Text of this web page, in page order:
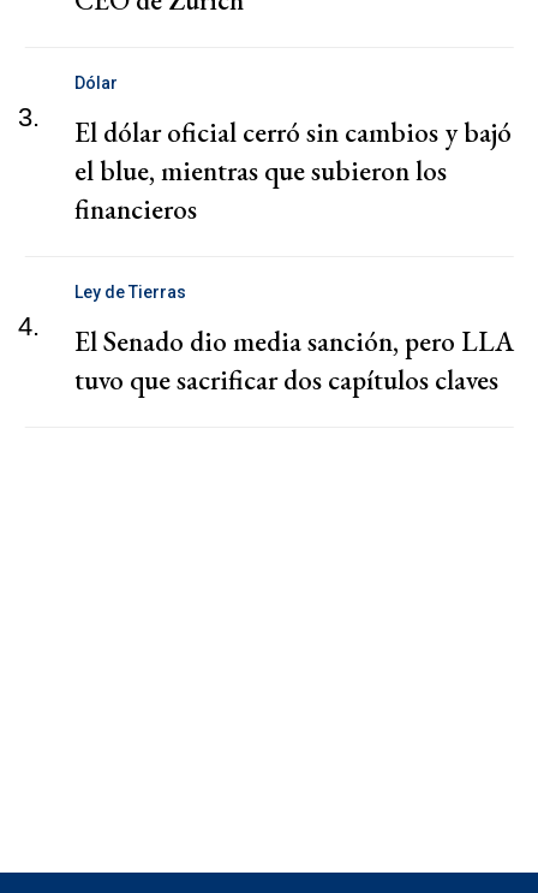
3.
Dólar
El dólar oficial cerró sin cambios y bajó
el blue, mientras que subieron los
financieros
4.
Ley de Tierras
El Senado dio media sanción, pero LLA
tuvo que sacrificar dos capítulos claves